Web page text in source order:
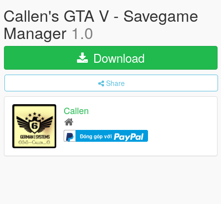
Callen's GTA V - Savegame
Manager 1.0
Download
Share
Callen
Đóng góp với